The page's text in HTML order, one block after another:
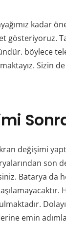
kadar
böylece
Sizin
değişimi
son
Batarya da
emin